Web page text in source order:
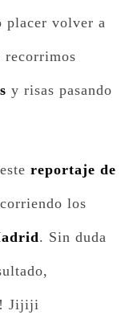
placer volver a
recorrimos
y risas pasando
reportaje de
los
. Sin duda
Jijiji